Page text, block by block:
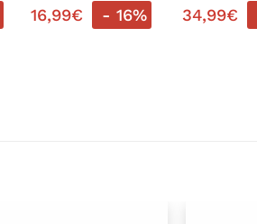
16,99€ - 16%
34,99€